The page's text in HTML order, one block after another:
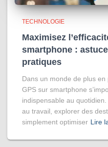
TECHNOLOGIE
Maximisez
smartphone :
pratiques
Dans un monde de plus
GPS sur smartphone
indispensable au
au travail, explorer des
simplement optimiser Lire